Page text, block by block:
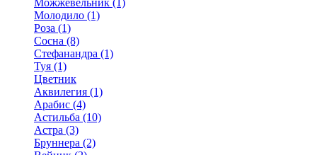
Можжевельник (1)
Молодило (1)
Роза (1)
Сосна (8)
Стефанандра (1)
Туя (1)
Цветник
Аквилегия (1)
Арабис (4)
Астильба (10)
Астра (3)
Бруннера (2)